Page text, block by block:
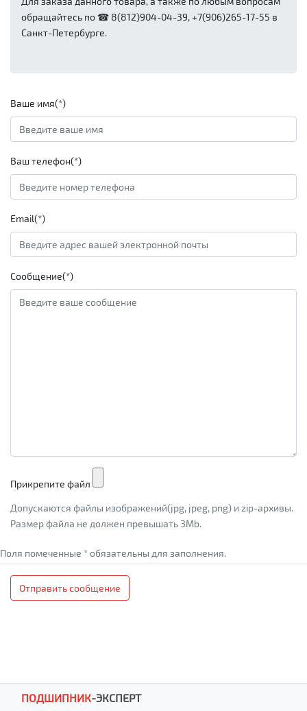
обращайтесь по ☎ 8(812)904-04-39, +7(906)265-17-55 в
Санкт-Петербурге.
Ваше имя(*)
Ваш телефон(*)
Email(*)
Сообщение(*)
Прикрепите файл
Допускаются файлы изображений(jpg, jpeg, png) и zip-архивы.
Размер файла не должен превышать 3Mb.
Поля помеченные * обязательны для заполнения.
Отправить сообщение
ПОДШИПНИК-ЭКСПЕРТ